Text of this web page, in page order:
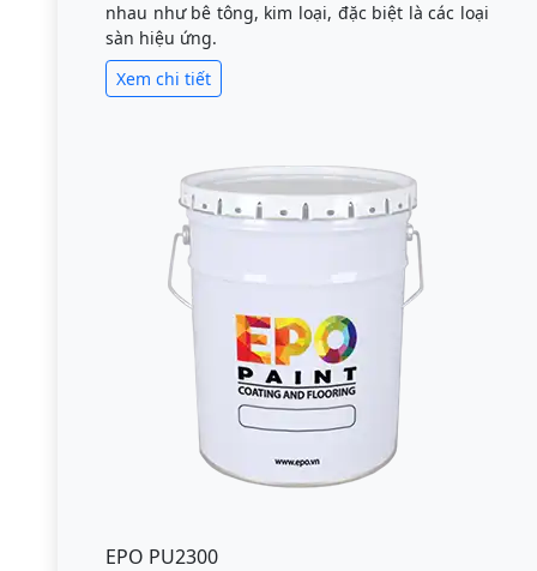
nhau như bê tông, kim loại, đặc biệt là các loại
sàn hiệu ứng.
Xem chi tiết
EPO PU2300